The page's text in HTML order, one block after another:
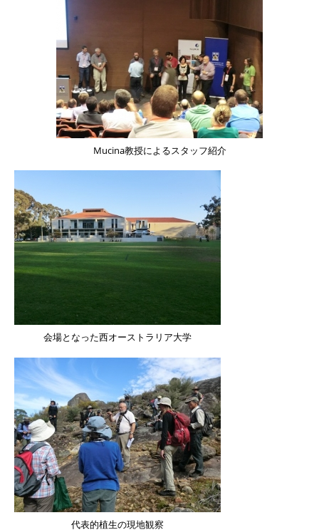
Mucina教授によるスタッフ紹介
会場となった西オーストラリア大学
代表的植生の現地観察